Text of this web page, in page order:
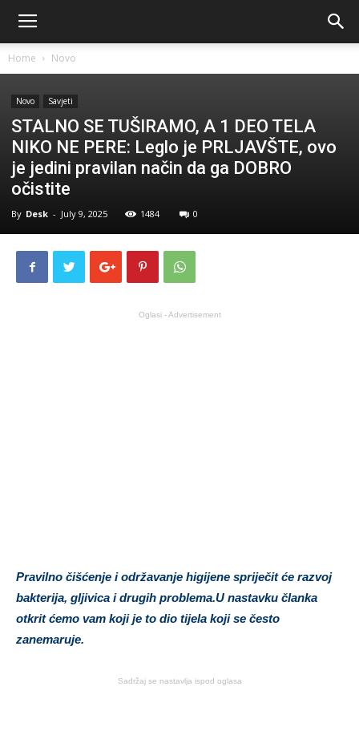
Home Novo
Novo Savjeti
STALNO SE TUŠIRAMO, A 1 DEO TELA
NIKO NE PERE: Leglo je PRLJAVŠTE, ovo
je jedini pravilan način da ga DOBRO
očistite
By Desk - July 9, 2025 1484 0
Oglasi - Advertisement
Pravilno čišćenje i održavanje higijene spriječit će razvoj
bakterija, gljivica i drugih problema.U nastavku članka
otkrit ćemo vam koji je to dio tijela koji se često
zanemaruje.
Sadržaj se nastavlja ispod oglasa